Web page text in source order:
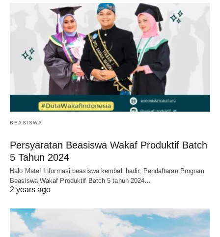
BEASISWA
Persyaratan Beasiswa Wakaf Produktif Batch
5 Tahun 2024
Halo Mate! Informasi beasiswa kembali hadir. Pendaftaran Program
Beasiswa Wakaf Produktif Batch 5 tahun 2024…
2 years ago